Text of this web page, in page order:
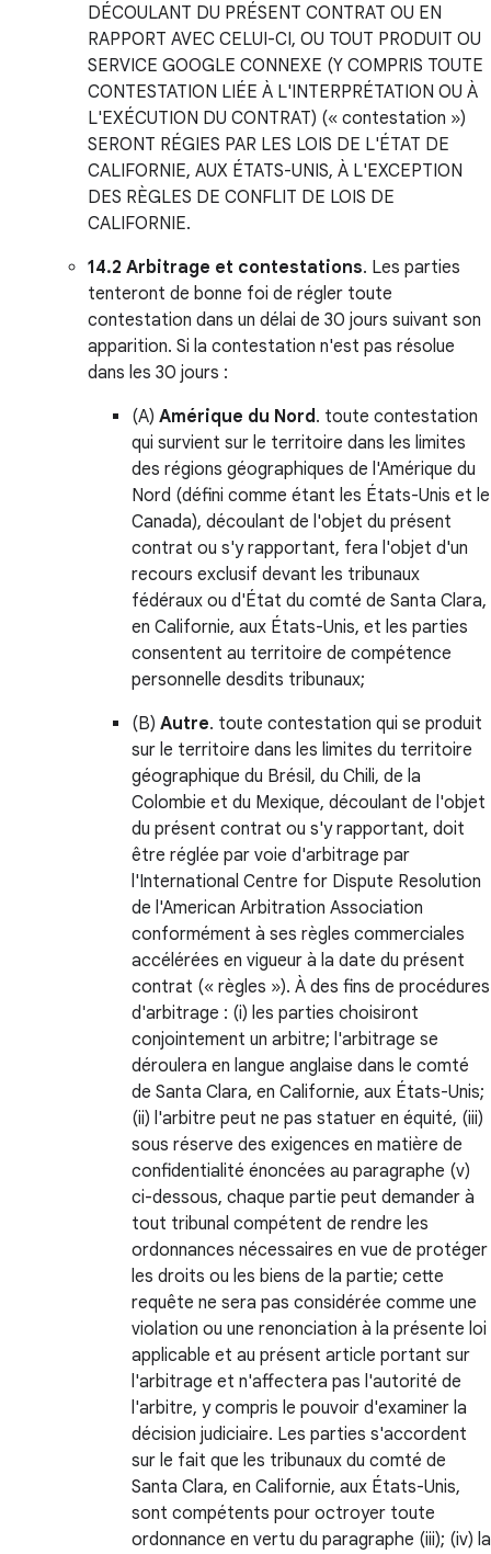
DÉCOULANT DU PRÉSENT CONTRAT OU EN
RAPPORT AVEC CELUI-CI, OU TOUT PRODUIT OU
SERVICE GOOGLE CONNEXE (Y COMPRIS TOUTE
CONTESTATION LIÉE À L'INTERPRÉTATION OU À
L'EXÉCUTION DU CONTRAT) (« contestation »)
SERONT RÉGIES PAR LES LOIS DE L'ÉTAT DE
CALIFORNIE, AUX ÉTATS-UNIS, À L'EXCEPTION
DES RÈGLES DE CONFLIT DE LOIS DE
CALIFORNIE.
14.2 Arbitrage et contestations. Les parties
tenteront de bonne foi de régler toute
contestation dans un délai de 30 jours suivant son
apparition. Si la contestation n'est pas résolue
dans les 30 jours :
(A) Amérique du Nord. toute contestation
qui survient sur le territoire dans les limites
des régions géographiques de l'Amérique du
Nord (défini comme étant les États-Unis et le
Canada), découlant de l'objet du présent
contrat ou s'y rapportant, fera l'objet d'un
recours exclusif devant les tribunaux
fédéraux ou d'État du comté de Santa Clara,
en Californie, aux États-Unis, et les parties
consentent au territoire de compétence
personnelle desdits tribunaux;
(B) Autre. toute contestation qui se produit
sur le territoire dans les limites du territoire
géographique du Brésil, du Chili, de la
Colombie et du Mexique, découlant de l'objet
du présent contrat ou s'y rapportant, doit
être réglée par voie d'arbitrage par
l'International Centre for Dispute Resolution
de l'American Arbitration Association
conformément à ses règles commerciales
accélérées en vigueur à la date du présent
contrat (« règles »). À des fins de procédures
d'arbitrage : (i) les parties choisiront
conjointement un arbitre; l'arbitrage se
déroulera en langue anglaise dans le comté
de Santa Clara, en Californie, aux États-Unis;
(ii) l'arbitre peut ne pas statuer en équité, (iii)
sous réserve des exigences en matière de
confidentialité énoncées au paragraphe (v)
ci-dessous, chaque partie peut demander à
tout tribunal compétent de rendre les
ordonnances nécessaires en vue de protéger
les droits ou les biens de la partie; cette
requête ne sera pas considérée comme une
violation ou une renonciation à la présente loi
applicable et au présent article portant sur
l'arbitrage et n'affectera pas l'autorité de
l'arbitre, y compris le pouvoir d'examiner la
décision judiciaire. Les parties s'accordent
sur le fait que les tribunaux du comté de
Santa Clara, en Californie, aux États-Unis,
sont compétents pour octroyer toute
ordonnance en vertu du paragraphe (iii); (iv) la